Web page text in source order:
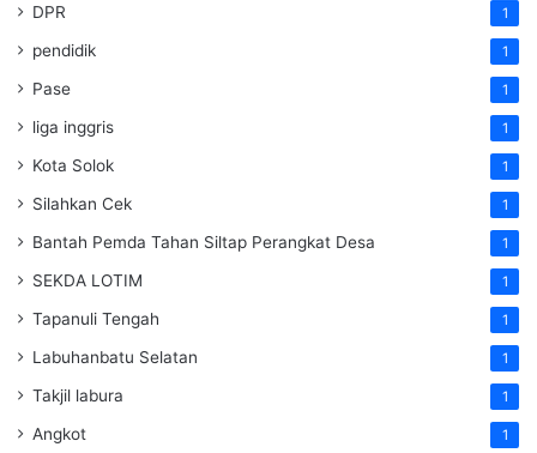
DPR 1
pendidik 1
Pase 1
liga inggris 1
Kota Solok 1
Silahkan Cek 1
Bantah Pemda Tahan Siltap Perangkat Desa 1
SEKDA LOTIM 1
Tapanuli Tengah 1
Labuhanbatu Selatan 1
Takjil labura 1
Angkot 1